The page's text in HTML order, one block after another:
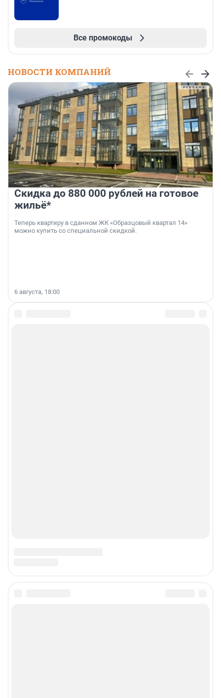
Все промокоды
НОВОСТИ КОМПАНИЙ
Скидка до 880 000 рублей на готовое
жильё*
Теперь квартиру в сданном ЖК «Образцовый квартал 14»
можно купить со специальной скидкой.
6 августа, 18:00